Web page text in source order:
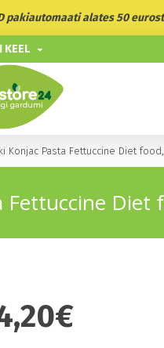
pakiautomaati alates 50
KEEL
Konjac Pasta Fettuccine Diet
Fettuccine Diet